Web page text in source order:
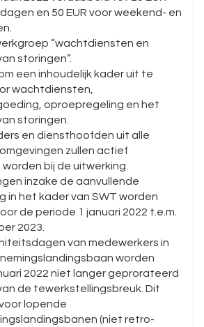
en 50 EUR voor weekend- en
“wachtdiensten en
storingen”.
een inhoudelijk kader uit te
wachtdiensten,
oproepregeling en het
storingen.
en diensthoofden uit alle
zullen actief
bij de uitwerking.
inzake de aanvullende
in het kader van SWT worden
de periode 1 januari 2022 t.e.m.
2023.
van medewerkers in
worden
2022 niet langer geprorateerd
de tewerkstellingsbreuk. Dit
lopende
(niet retro-